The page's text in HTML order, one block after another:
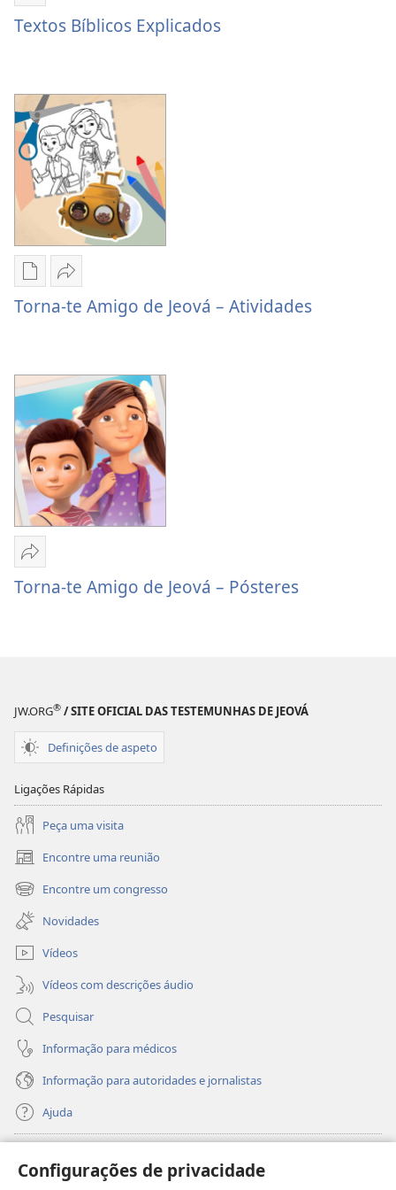
Configurações de privacidade
Textos
Textos Bíblicos Explicados
Opções
de
Torna-
Amigo
de
Jeová
–
Atividades
Partilhar
Torna-
Jeová
–
Atividades
Torna-te Amigo de Jeová – Atividades
Partilhar
Torna-
Pósteres
Torna-te Amigo de Jeová – Pósteres
JW.ORG® / SITE OFICIAL DAS TESTEMUNHAS DE JEOVÁ
Definições de aspeto
Ligações Rápidas
Peça uma visita
Encontre uma reunião
(abre
uma
nova
janela)
Encontre um congresso
(abre
uma
nova
janela)
Novidades
Vídeos
Vídeos com descrições áudio
Pesquisar
Informação para médicos
Informação para autoridades e jornalistas
Ajuda
(abre
uma